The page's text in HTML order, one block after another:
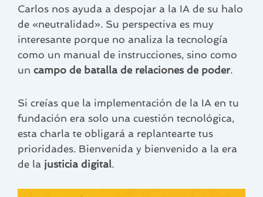
Carlos nos ayuda a despojar a la IA de su halo
de «neutralidad». Su perspectiva es muy
interesante porque no analiza la tecnología
como un manual de instrucciones, sino como
uncampo de batalla de relaciones de poder.
Si creías que la implementación de la IA en tu
fundación era solo una cuestión tecnológica,
esta charla te obligará a replantearte tus
prioridades. Bienvenida y bienvenido a la era
de la justicia digital.